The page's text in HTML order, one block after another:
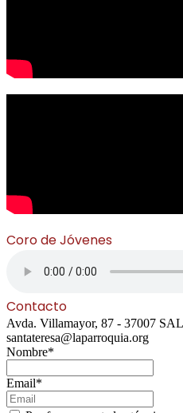
Coro de Jóvenes
Contacto
Avda. Villamayor, 87 - 37007
santateresa@laparroquia.org
Nombre*
Email*